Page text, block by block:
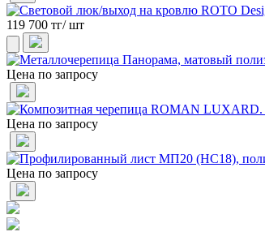
119 700 тг/ шт
Цена по запросу
Цена по запросу
Цена по запросу